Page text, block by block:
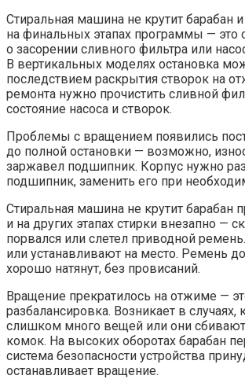
Стиральная машина не крутит барабан
на финальных этапах программы — это
о засорении сливного фильтра или
В вертикальных моделях остановка
последствием раскрытия створок на
ремонта нужно прочистить сливной
состояние насоса и створок.
Проблемы с вращением появились
до полной остановки — возможно,
заржавел подшипник. Корпус нужно
подшипник, заменить его при
Стиральная машина не крутит барабан
и на других этапах стирки внезапно —
порвался или слетел приводной
или устанавливают на место. Ремень
хорошо натянут, без провисаний.
Вращение прекратилось на отжиме —
разбалансировка. Возникает в
слишком много вещей или они
комок. На высоких оборотах барабан
система безопасности устройства
останавливает вращение.